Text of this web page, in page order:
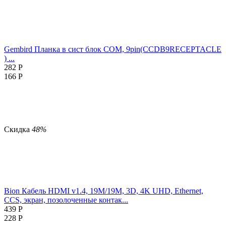
Gembird Планка в сист блок COM, 9pin(CCDB9RECEPTACLE
) ...
282 Р
166 Р
Скидка 48%
Bion Кабель HDMI v1.4, 19M/19M, 3D, 4K UHD, Ethernet,
CCS, экран, позолоченные контак...
439 Р
228 Р